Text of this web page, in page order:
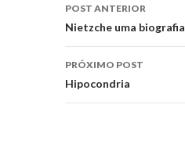
Navegação
de
posts
POST ANTERIOR
Nietzche uma biografia
PRÓXIMO POST
Hipocondria